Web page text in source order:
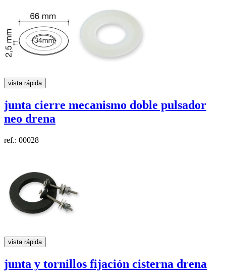
vista rápida
junta cierre mecanismo doble pulsador
neo drena
ref.: 00028
vista rápida
junta y tornillos fijación cisterna drena